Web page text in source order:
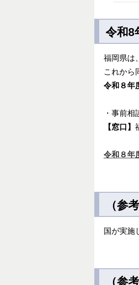
令和8
福岡県は
これから
令和８年
・事前相
【窓口】
令和８年
（参
国が実施
（参